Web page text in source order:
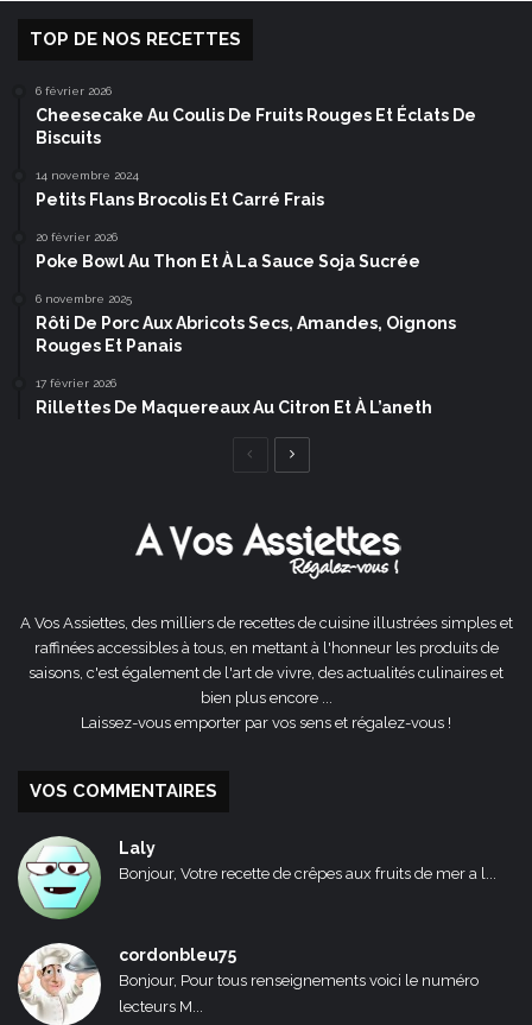
TOP DE NOS RECETTES
6 février 2026
Cheesecake Au Coulis De Fruits Rouges Et Éclats De
Biscuits
14 novembre 2024
Petits Flans Brocolis Et Carré Frais
20 février 2026
Poke Bowl Au Thon Et À La Sauce Soja Sucrée
6 novembre 2025
Rôti De Porc Aux Abricots Secs, Amandes, Oignons
Rouges Et Panais
17 février 2026
Rillettes De Maquereaux Au Citron Et À L’aneth
Page
A Vos Assiettes, des milliers de recettes de cuisine illustrées simples et
raffinées accessibles à tous, en mettant à l'honneur les produits de
saisons, c'est également de l'art de vivre, des actualités culinaires et
bien plus encore ...
Laissez-vous emporter par vos sens et régalez-vous !
VOS COMMENTAIRES
Laly
Bonjour, Votre recette de crêpes aux fruits de mer a l...
cordonbleu75
Bonjour, Pour tous renseignements voici le numéro
lecteurs M...